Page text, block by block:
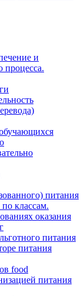
и
процесса.
питания
классам.
оказания
питания
питания
food
питания